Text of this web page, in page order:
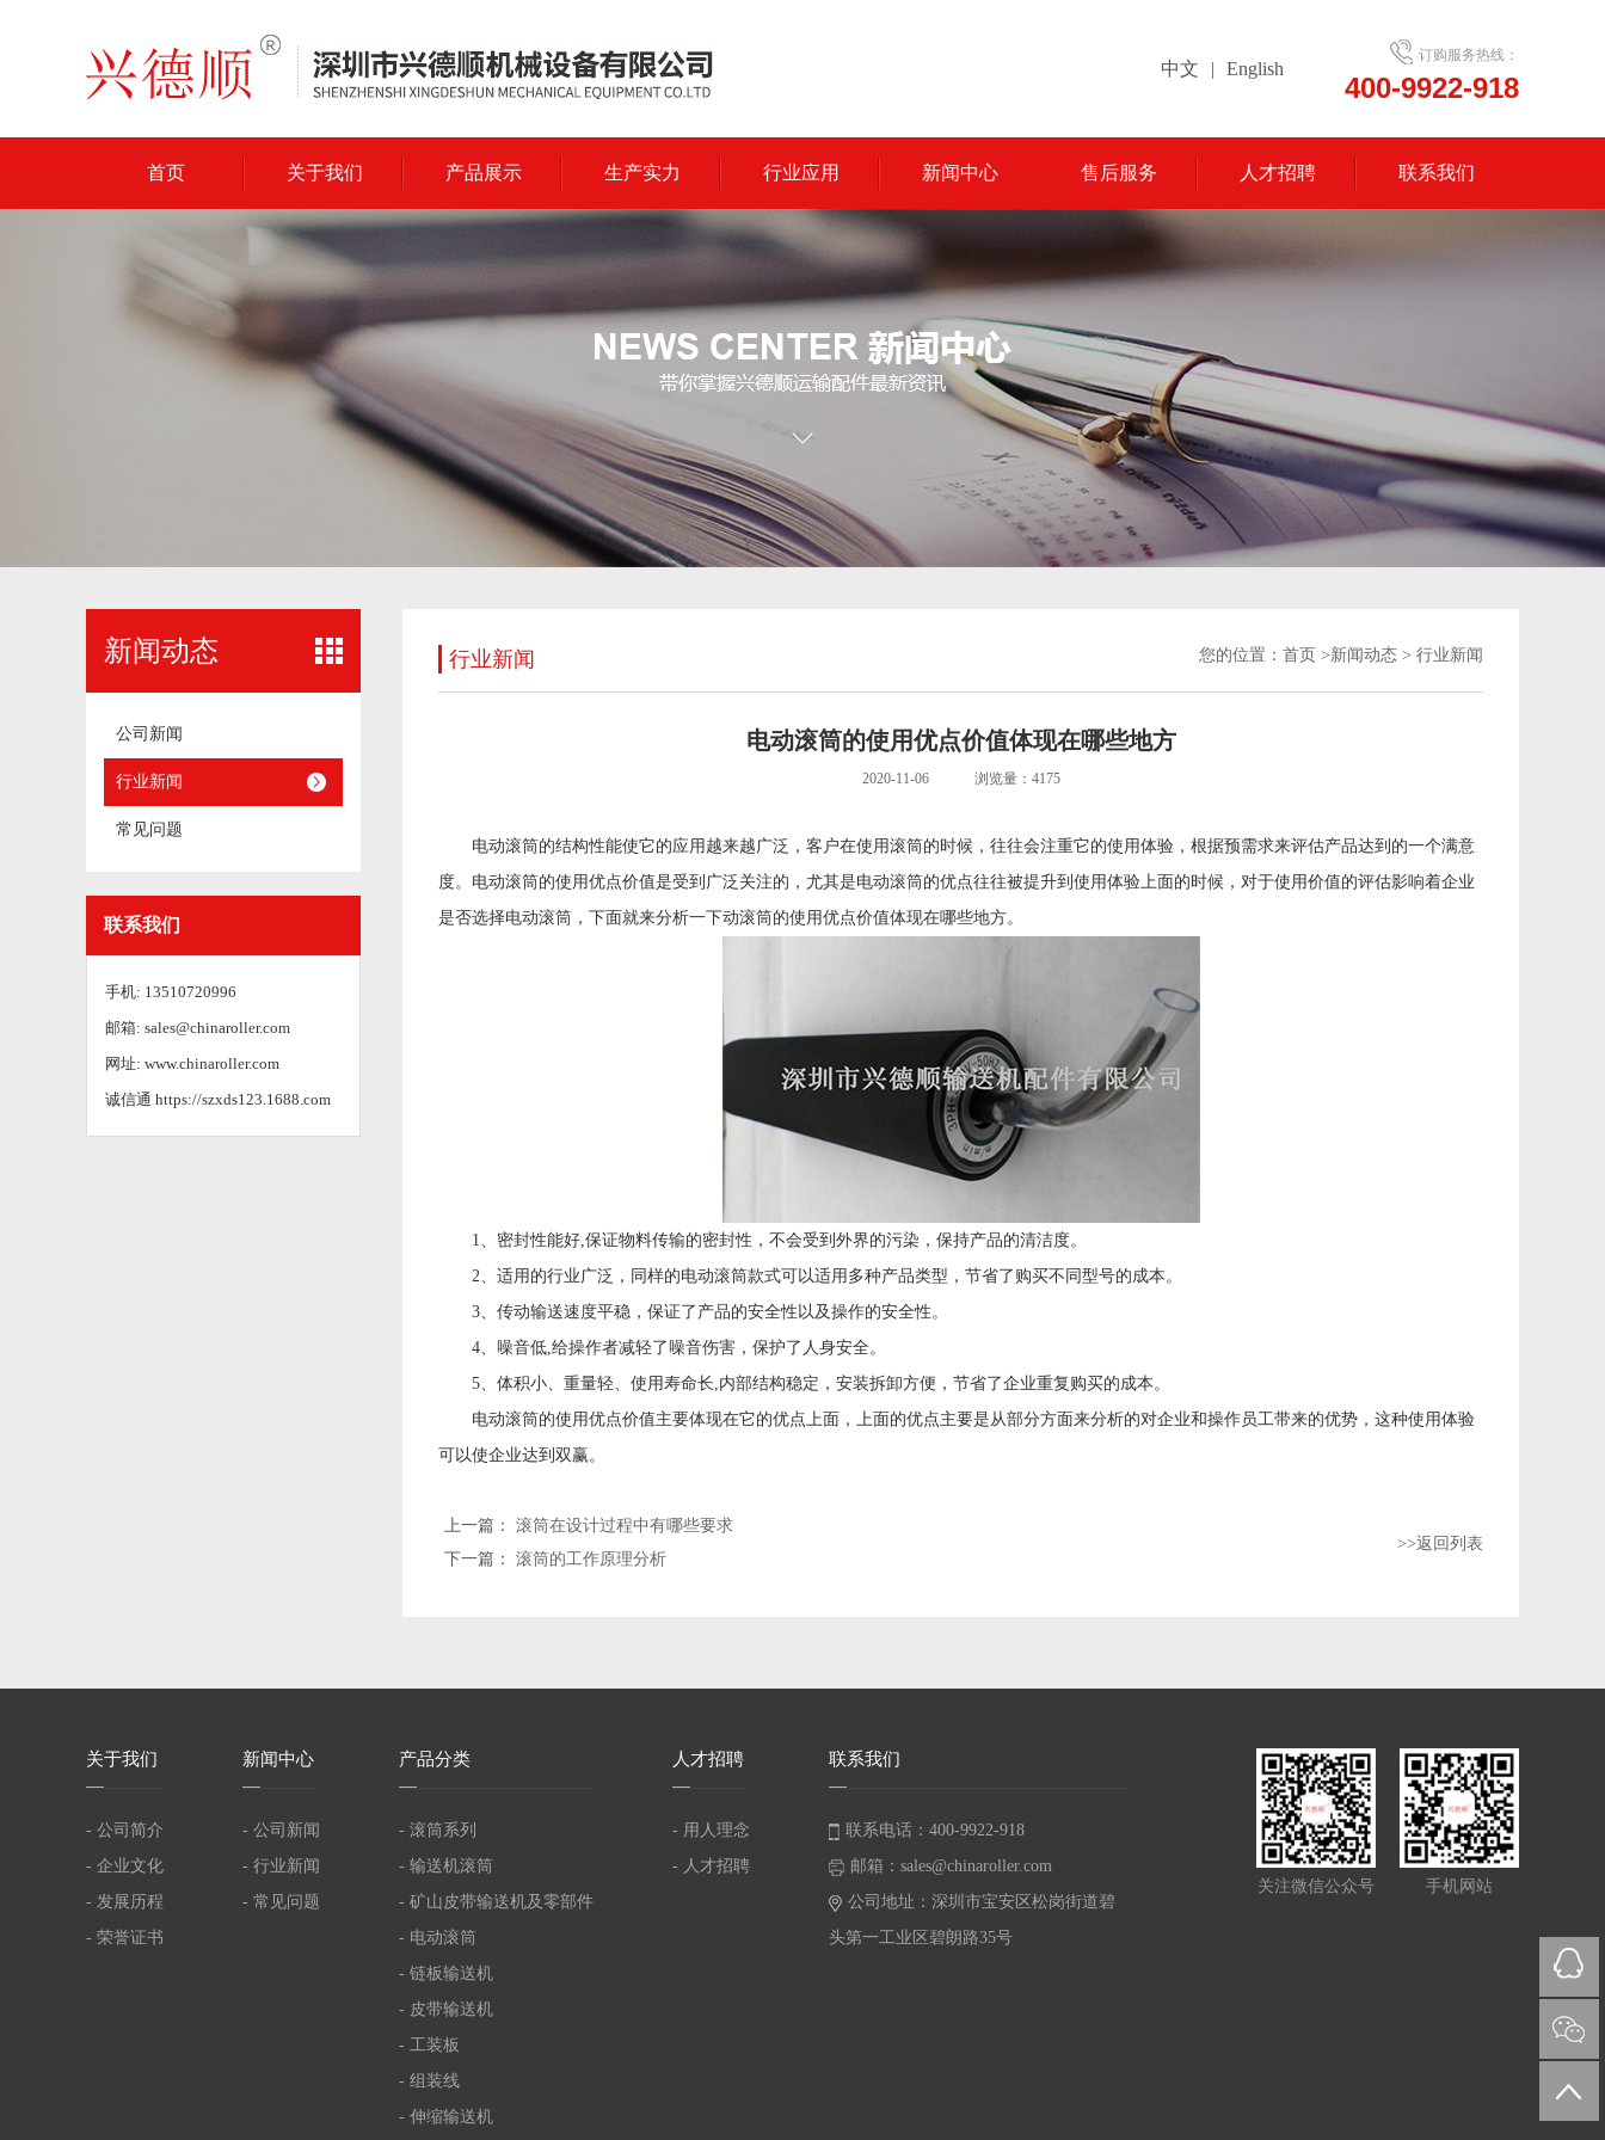
中文 | English
订购服务热线：
400-9922-918
首页 关于我们 产品展示 生产实力 行业应用 新闻中心 售后服务 人才招聘 联系我们
新闻动态
公司新闻
行业新闻
常见问题
联系我们
手机: 13510720996
邮箱: sales@chinaroller.com
网址: www.chinaroller.com
诚信通 https://szxds123.1688.com
行业新闻 您的位置： 首页 >新闻动态 > 行业新闻
电动滚筒的使用优点价值体现在哪些地方
2020-11-06 浏览量：4175
电动滚筒的结构性能使它的应用越来越广泛，客户在使用滚筒的时候，往往会注重它的使用体验，根据预需求来评估产品达到的一个满意
度。电动滚筒的使用优点价值是受到广泛关注的，尤其是电动滚筒的优点往往被提升到使用体验上面的时候，对于使用价值的评估影响着企业
是否选择电动滚筒，下面就来分析一下动滚筒的使用优点价值体现在哪些地方。
1、密封性能好,保证物料传输的密封性，不会受到外界的污染，保持产品的清洁度。
2、适用的行业广泛，同样的电动滚筒款式可以适用多种产品类型，节省了购买不同型号的成本。
3、传动输送速度平稳，保证了产品的安全性以及操作的安全性。
4、噪音低,给操作者减轻了噪音伤害，保护了人身安全。
5、体积小、重量轻、使用寿命长,内部结构稳定，安装拆卸方便，节省了企业重复购买的成本。
电动滚筒的使用优点价值主要体现在它的优点上面，上面的优点主要是从部分方面来分析的对企业和操作员工带来的优势，这种使用体验
可以使企业达到双赢。
上一篇： 滚筒在设计过程中有哪些要求
下一篇： 滚筒的工作原理分析
>>返回列表
关于我们
- 公司简介
- 企业文化
- 发展历程
- 荣誉证书
新闻中心
- 公司新闻
- 行业新闻
- 常见问题
产品分类
- 滚筒系列
- 输送机滚筒
- 矿山皮带输送机及零部件
- 电动滚筒
- 链板输送机
- 皮带输送机
- 工装板
- 组装线
- 伸缩输送机
人 才招聘
- 用人理念
- 人才招聘
联系我们
联系电话：400-9922-918
邮箱：sales@chinaroller.com
公司地址：深圳市宝安区松岗街道碧
头第一工业区碧朗路35号
关注微信公众号 手机网站